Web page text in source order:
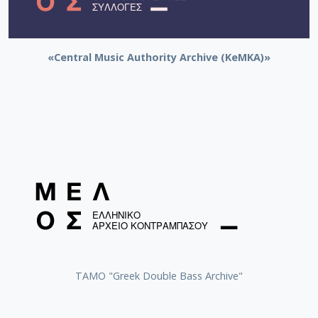
[Φάκελος] GR-As-MTH-003-Sc-012-101-Petite
[Φάκελος] GR-As-MTH-003-Sc-013-102-Πρώτη
[Φάκελος] GR-As-MTH-003-Sc-014-110-Το
[Φάκελος] GR-As-MTH-003-Sc-014-112-Suite
[Φάκελος] GR-As-MTH-003-Sc-016-115-Suite
«Central Music Authority Archive (KeMKA)»
ΤΑΜΟ "Greek Double Bass Archive"